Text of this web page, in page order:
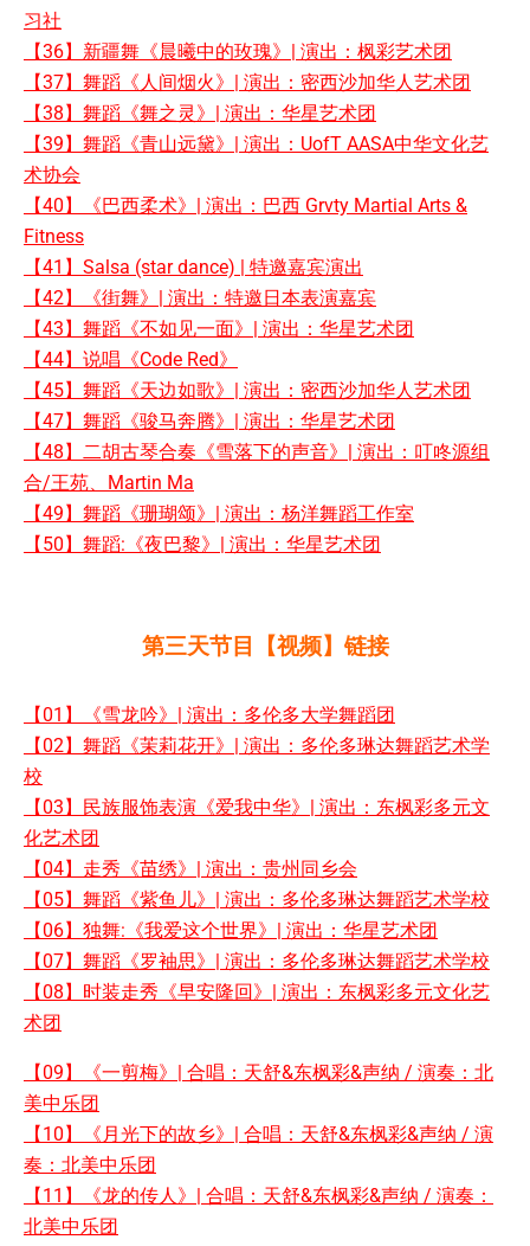
习社
【36】新疆舞《晨曦中的玫瑰》| 演出：枫彩艺术团
【37】舞蹈《人间烟火》| 演出：密西沙加华人艺术团
【38】舞蹈《舞之灵》| 演出：华星艺术团
【39】舞蹈《青山远黛》| 演出：UofT AASA中华文化艺
术协会
【40】《巴西柔术》| 演出：巴西 Grvty Martial Arts &
Fitness
【41】Salsa (star dance) | 特邀嘉宾演出
【42】《街舞》| 演出：特邀日本表演嘉宾
【43】舞蹈《不如见一面》| 演出：华星艺术团
【44】说唱《Code Red》
【45】舞蹈《天边如歌》| 演出：密西沙加华人艺术团
【47】舞蹈《骏马奔腾》| 演出：华星艺术团
【48】二胡古琴合奏《雪落下的声音》| 演出：叮咚源组
合/王苑、Martin Ma
【49】舞蹈《珊瑚颂》| 演出：杨洋舞蹈工作室
【50】舞蹈:《夜巴黎》| 演出：华星艺术团
第三天节目【视频】链接
【01】《雪龙吟》| 演出：多伦多大学舞蹈团
【02】舞蹈《茉莉花开》| 演出：多伦多琳达舞蹈艺术学
校
【03】民族服饰表演《爱我中华》| 演出：东枫彩多元文
化艺术团
【04】走秀《苗绣》| 演出：贵州同乡会
【05】舞蹈《紫鱼儿》| 演出：多伦多琳达舞蹈艺术学校
【06】独舞:《我爱这个世界》| 演出：华星艺术团
【07】舞蹈《罗袖思》| 演出：多伦多琳达舞蹈艺术学校
【08】时装走秀《早安隆回》| 演出：东枫彩多元文化艺
术团
【09】《一剪梅》| 合唱：天舒&东枫彩&声纳 / 演奏：北
美中乐团
【10】《月光下的故乡》| 合唱：天舒&东枫彩&声纳 / 演
奏：北美中乐团
【11】《龙的传人》| 合唱：天舒&东枫彩&声纳 / 演奏：
北美中乐团